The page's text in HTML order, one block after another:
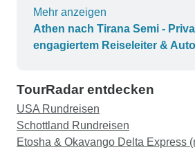
über Albanien erhalten, hätten
geführte Tour durch Delphi und
Kloster gewünscht. Die
Mehr anzeigen
Athen nach Tirana Semi -
engagiertem Reiseleiter & Auto
TourRadar entdecken
USA Rundreisen
Schottland Rundreisen
Etosha & Okavango Delta Express